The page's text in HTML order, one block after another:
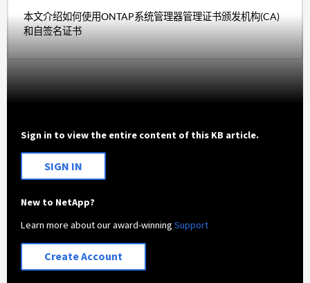
本文介绍如何使用ONTAP系统管理器管理证书颁发机构(CA)
和自签名证书
Sign in to view the entire content of this KB article.
SIGN IN
New to NetApp?
Learn more about our award-winningSupport
Create Account